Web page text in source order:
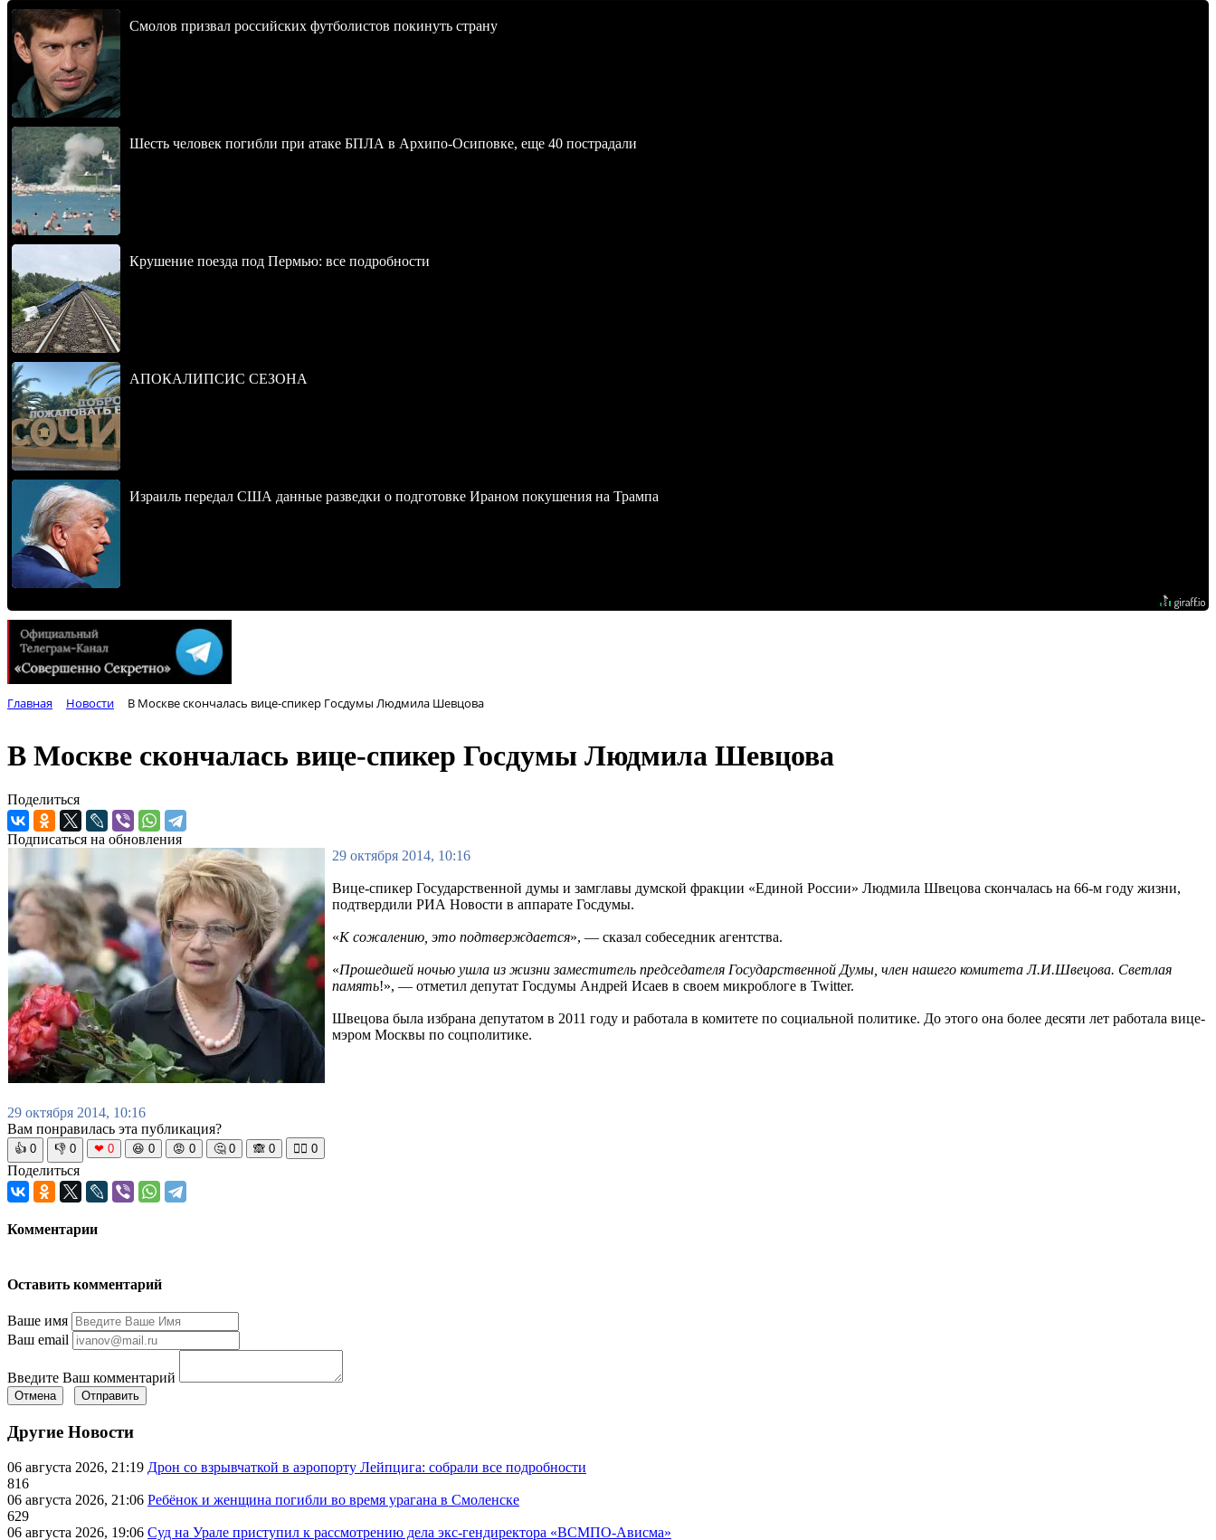
Смолов призвал российских футболистов покинуть страну
Шесть человек погибли при атаке БПЛА в Архипо-Осиповке, еще 40 пострадали
Крушение поезда под Пермью: все подробности
АПОКАЛИПСИС СЕЗОНА
Израиль передал США данные разведки о подготовке Ираном покушения на Трампа
Главная Новости В Москве скончалась вице-спикер Госдумы Людмила Шевцова
В Москве скончалась вице-спикер Госдумы Людмила Шевцова
Поделиться
Подписаться на обновления
29 октября 2014, 10:16
Вице-спикер Государственной думы и замглавы думской фракции «Единой России» Людмила Швецова скончалась на 66-м году жизни,
подтвердили РИА Новости в аппарате Госдумы.
«К сожалению, это подтверждается», — сказал собеседник агентства.
«Прошедшей ночью ушла из жизни заместитель председателя Государственной Думы, член нашего комитета Л.И.Швецова. Светлая
память!», — отметил депутат Госдумы Андрей Исаев в своем микроблоге в Twitter.
Швецова была избрана депутатом в 2011 году и работала в комитете по социальной политике. До этого она более десяти лет работала вице-
мэром Москвы по соцполитике.
29 октября 2014, 10:16
Вам понравилась эта публикация?
👍 0 👎 0 ❤ 0 😆 0 😡 0 🤔 0 🙈 0 🧘‍♀️ 0
Поделиться
Комментарии
Оставить комментарий
Ваше имя
Ваш email
Введите Ваш комментарий
Отмена Отправить
Другие Новости
06 августа 2026, 21:19 Дрон со взрывчаткой в аэропорту Лейпцига: собрали все подробности
816
06 августа 2026, 21:06 Ребёнок и женщина погибли во время урагана в Смоленске
629
06 августа 2026, 19:06 Суд на Урале приступил к рассмотрению дела экс-гендиректора «ВСМПО-Ависма»